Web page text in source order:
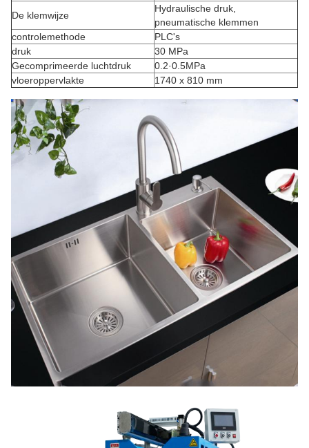
De klemwijze
Hydraulische druk,
pneumatische klemmen
controlemethode
PLC's
druk
30 MPa
Gecomprimeerde luchtdruk
0.2·0.5MPa
vloeroppervlakte
1740 x 810 mm